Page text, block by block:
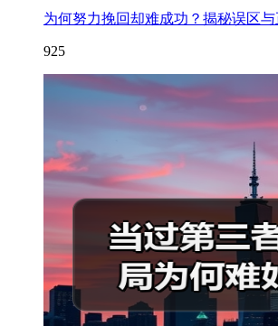
为何努力挽回却难成功？揭秘误区
925